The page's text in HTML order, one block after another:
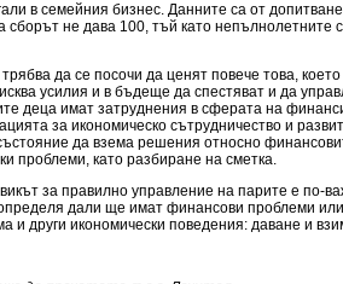
в семейния бизнес. Данните са от
сборът не дава 100, тъй като непълнолетните
да се посочи да ценят повече това, което
усилия и в бъдеще да спестяват и да
деца имат затруднения в сферата на
за икономическо сътрудничество и
да взема решения относно
проблеми, като разбиране на сметка.
за правилно управление на парите е по-
дали ще имат финансови проблеми
и други икономически поведения: даване и